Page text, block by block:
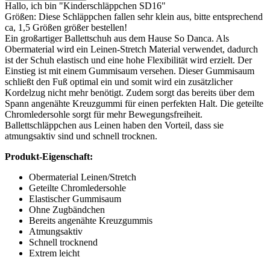
Hallo, ich bin "Kinderschläppchen SD16"
Größen: Diese Schläppchen fallen sehr klein aus, bitte entsprechend
ca, 1,5 Größen größer bestellen!
Ein großartiger Ballettschuh aus dem Hause So Danca. Als
Obermaterial wird ein Leinen-Stretch Material verwendet, dadurch
ist der Schuh elastisch und eine hohe Flexibilität wird erzielt. Der
Einstieg ist mit einem Gummisaum versehen. Dieser Gummisaum
schließt den Fuß optimal ein und somit wird ein zusätzlicher
Kordelzug nicht mehr benötigt. Zudem sorgt das bereits über dem
Spann angenähte Kreuzgummi für einen perfekten Halt. Die geteilte
Chromledersohle sorgt für mehr Bewegungsfreiheit.
Ballettschläppchen aus Leinen haben den Vorteil, dass sie
atmungsaktiv sind und schnell trocknen.
Produkt-Eigenschaft:
Obermaterial Leinen/Stretch
Geteilte Chromledersohle
Elastischer Gummisaum
Ohne Zugbändchen
Bereits angenähte Kreuzgummis
Atmungsaktiv
Schnell trocknend
Extrem leicht